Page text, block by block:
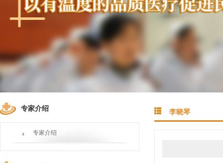
专家介绍
专家介绍
李晓琴